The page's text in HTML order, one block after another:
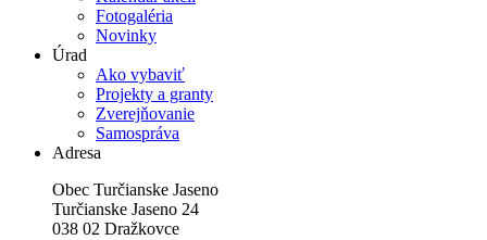
Fotogaléria
Novinky
Úrad
Ako vybaviť
Projekty a granty
Zverejňovanie
Samospráva
Adresa
Obec Turčianske Jaseno
Turčianske Jaseno 24
038 02 Dražkovce